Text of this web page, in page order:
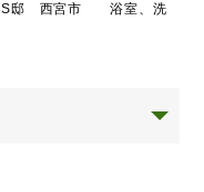
S邸 西宮市 浴室、洗